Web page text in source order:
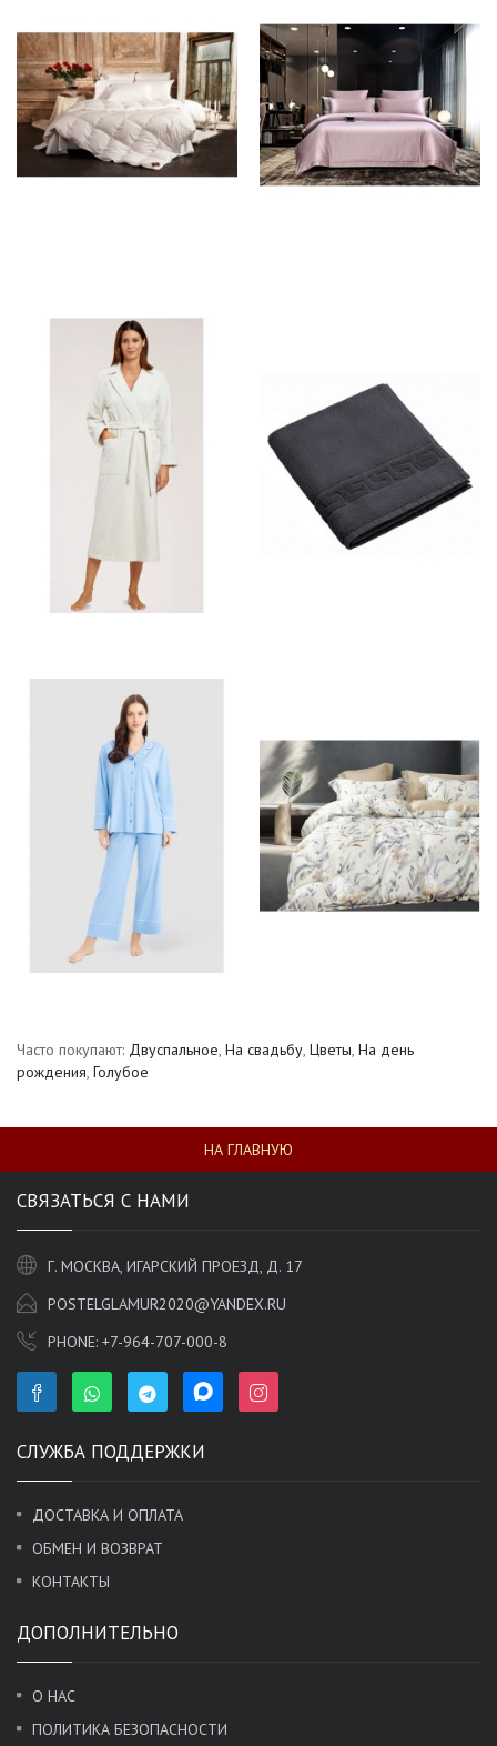
Часто покупают: Двуспальное, На свадьбу, Цветы, На день
рождения, Голубое
НА ГЛАВНУЮ
СВЯЗАТЬСЯ С НАМИ
Г. МОСКВА, ИГАРСКИЙ ПРОЕЗД, Д. 17
POSTELGLAMUR2020@YANDEX.RU
PHONE: +7-964-707-000-8
СЛУЖБА ПОДДЕРЖКИ
ДОСТАВКА И ОПЛАТА
ОБМЕН И ВОЗВРАТ
КОНТАКТЫ
ДОПОЛНИТЕЛЬНО
О НАС
ПОЛИТИКА БЕЗОПАСНОСТИ